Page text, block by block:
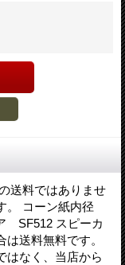
送料ではありませ
。 コーン紙内径
SF512 スピーカ
送料無料です。
はなく、当店から